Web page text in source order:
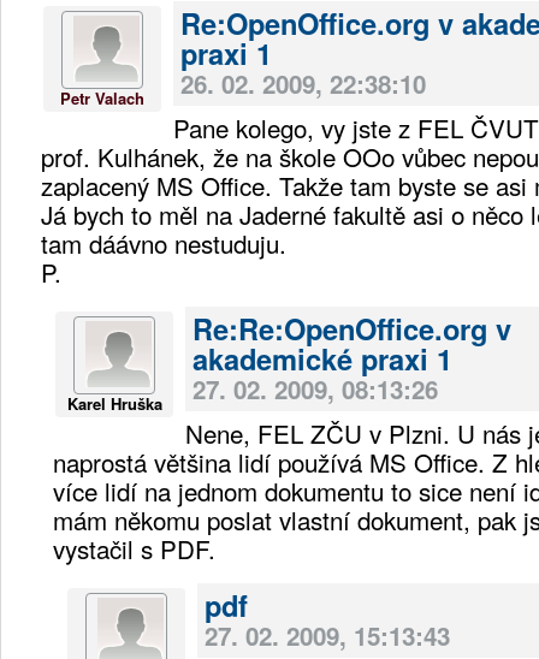
Petr Valach
Re:OpenOffice.org v
praxi 1
26. 02. 2009, 22:38:10
Pane kolego, vy jste z FEL
prof. Kulhánek, že na škole OOo vůbec
zaplacený MS Office. Takže tam byste se asi
Já bych to měl na Jaderné fakultě asi o něco
tam dáávno nestuduju.
P.
Karel Hruška
Re:Re:OpenOffice.org v
akademické praxi 1
27. 02. 2009, 08:13:26
Nene, FEL ZČU v Plzni. U nás
naprostá většina lidí používá MS Office. Z
více lidí na jednom dokumentu to sice není
mám někomu poslat vlastní dokument, pak
vystačil s PDF.
pdf
27. 02. 2009, 15:13:43